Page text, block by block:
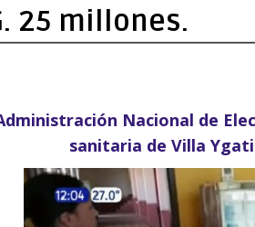
25 millones.
Nacional de
sanitaria de Villa